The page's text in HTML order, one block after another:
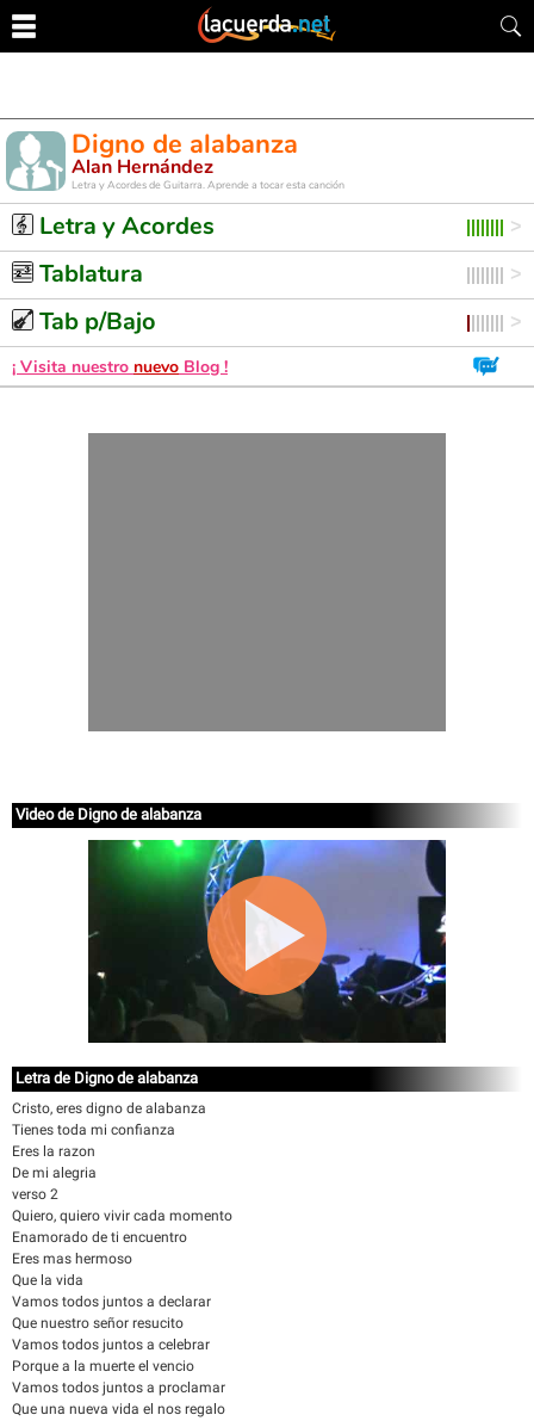
Digno de alabanza
Alan Hernández
Letra y Acordes de Guitarra. Aprende a tocar esta canción
Letra y Acordes
Tablatura
Tab p/Bajo
¡ Visita nuestro nuevo Blog !
Video de Digno de alabanza
Letra de Digno de alabanza
Cristo, eres digno de alabanza
Tienes toda mi confianza
Eres la razon
De mi alegria
verso 2
Quiero, quiero vivir cada momento
Enamorado de ti encuentro
Eres mas hermoso
Que la vida
Vamos todos juntos a declarar
Que nuestro señor resucito
Vamos todos juntos a celebrar
Porque a la muerte el vencio
Vamos todos juntos a proclamar
Que una nueva vida el nos regalo